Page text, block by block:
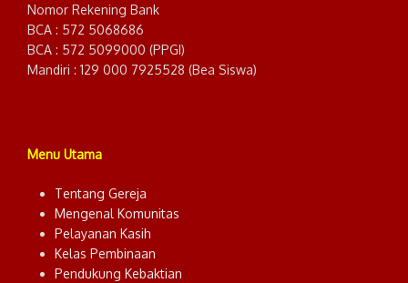
Nomor Rekening Bank
BCA : 572 5068686
BCA : 572 5099000 (PPGI)
Mandiri : 129 000 7925528 (Bea Siswa)
Menu Utama
Tentang Gereja
Mengenal Komunitas
Pelayanan Kasih
Kelas Pembinaan
Pendukung Kebaktian